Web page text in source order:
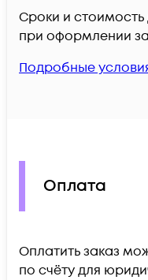
Сроки и
при оформлении
Подробные
Оплата
Оплатить заказ
по счёту для